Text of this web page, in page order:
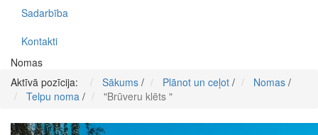
Sadarbība
Kontakti
Nomas
Aktīvā pozīcija:
Sākums / Plānot un ceļot / Nomas /
Telpu noma / "Brūveru klēts "